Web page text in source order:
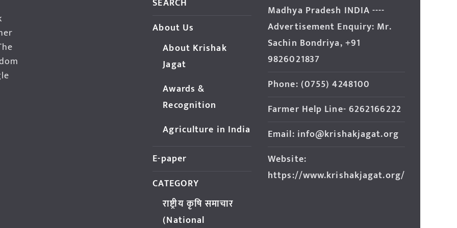
SEARCH
About Us
About Krishak
Jagat
Awards &
Recognition
Agriculture in India
E-paper
CATEGORY
राष्ट्रीय कृषि समाचार
(National
Madhya Pradesh INDIA ----
Advertisement Enquiry: Mr.
Sachin Bondriya, +91
9826021837
Phone: (0755) 4248100
Farmer Help Line- 6262166222
Email: info@krishakjagat.org
Website:
https://www.krishakjagat.org/